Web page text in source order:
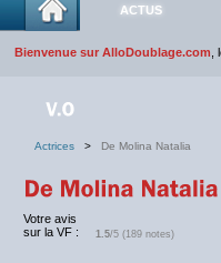
ACTUS
Bienvenue sur AlloDoublage.com
Actrices > De Molina Natalia
Votre avis
sur la VF :
1.5/5 (189 notes)